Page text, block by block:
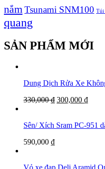
nắmTsunami SNM100 Túi
quang
SẢN PHẨM MỚI
Dung Dịch Rửa Xe
330,000₫ 300,000 ₫
Sên/ Xích Sram PC-951
590,000 ₫
Vỏ xe đạp Deli Aramid